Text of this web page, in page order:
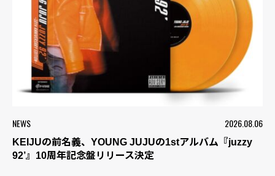
NEWS 2026.08.06
KEIJUの前名義、YOUNG JUJUの1stアルバム『juzzy
92’』10周年記念盤リリース決定